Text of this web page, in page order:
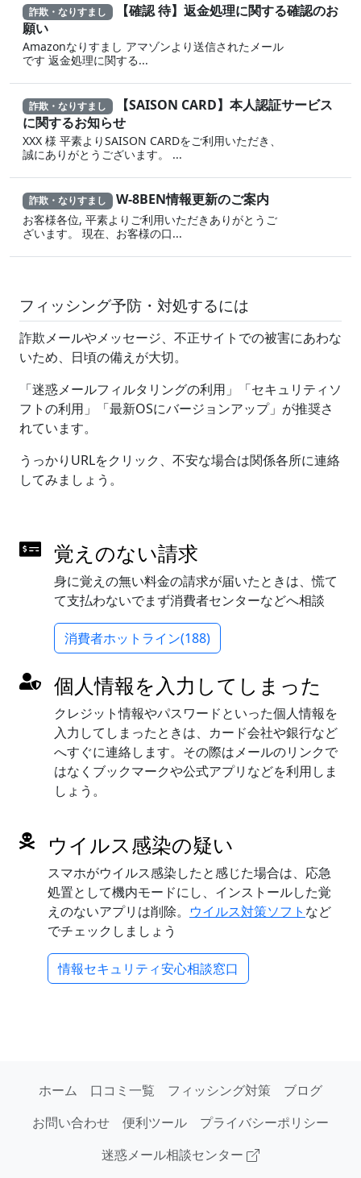
詐欺・なりすまし 【確認 待】返金処理に‍関する確認のお
願い
Amazonなりすまし ア‍マゾ‍ンより送信されたメール
です 返金‌処 理に 関する...
詐欺・なりすまし 【SAISON CARD】本人認証サービス
に関するお知らせ
XXX 様 平素よりSAISON CARDをご利用いただき、
誠にありがとうございます。 ...
詐欺・なりすまし W-8BEN情報更新のご案内
お客様各位, 平素よりご利用いただきありがとうご
ざいます。 現在、お客様の口...
フィッシング予防・対処するには
詐欺メールやメッセージ、不正サイトでの被害にあわな
いため、日頃の備えが大切。
「迷惑メールフィルタリングの利用」「セキュリティソ
フトの利用」「最新OSにバージョンアップ」が推奨さ
れています。
うっかりURLをクリック、不安な場合は関係各所に連絡
してみましょう。
覚えのない請求
身に覚えの無い料金の請求が届いたときは、慌て
て支払わないでまず消費者センターなどへ相談
消費者ホットライン(188)
個人情報を入力してしまった
クレジット情報やパスワードといった個人情報を
入力してしまったときは、カード会社や銀行など
へすぐに連絡します。その際はメールのリンクで
はなくブックマークや公式アプリなどを利用しま
しょう。
ウイルス感染の疑い
スマホがウイルス感染したと感じた場合は、応急
処置として機内モードにし、インストールした覚
えのないアプリは削除。 ウイルス対策ソフト など
でチェックしましょう
情報セキュリティ安心相談窓口
ホーム 口コミ一覧 フィッシング対策
ブログ
お問い合わせ
便利ツール
プライバシーポリシー
迷惑メール相談センター